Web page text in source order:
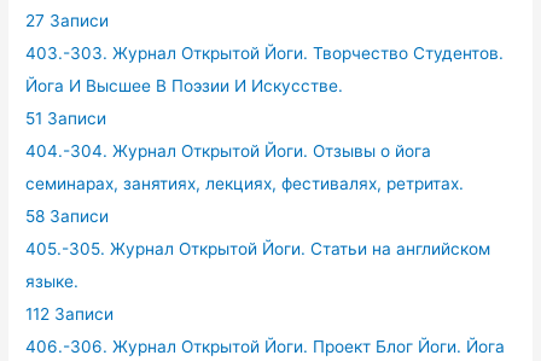
27 Записи
403.-303. Журнал Открытой Йоги. Творчество Студентов.
Йога И Высшее В Поэзии И Искусстве.
51 Записи
404.-304. Журнал Открытой Йоги. Отзывы о йога
семинарах, занятиях, лекциях, фестивалях, ретритах.
58 Записи
405.-305. Журнал Открытой Йоги. Статьи на английском
языке.
112 Записи
406.-306. Журнал Открытой Йоги. Проект Блог Йоги. Йога